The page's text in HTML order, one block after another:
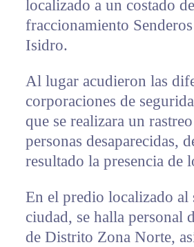
localizado a un costado
fraccionamiento
Isidro.
Al lugar acudieron las
corporaciones de
que se realizara un
personas desaparecidas,
resultado la presencia de
En el predio localizado al
ciudad, se halla personal
de Distrito Zona Norte,